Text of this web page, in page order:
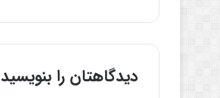
دیدگاهتان را بنویسید